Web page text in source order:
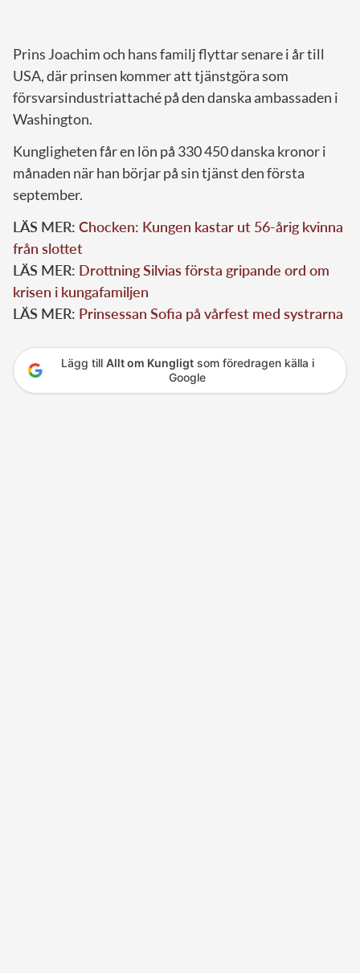
Prins Joachim och hans familj flyttar senare i år till
USA, där prinsen kommer att tjänstgöra som
försvarsindustriattaché på den danska ambassaden i
Washington.
Kungligheten får en lön på 330 450 danska kronor i
månaden när han börjar på sin tjänst den första
september.
LÄS MER: Chocken: Kungen kastar ut 56-årig kvinna
från slottet
LÄS MER: Drottning Silvias första gripande ord om
krisen i kungafamiljen
LÄS MER: Prinsessan Sofia på vårfest med systrarna
Lägg till Allt om Kungligtsom föredragen källa i
Google